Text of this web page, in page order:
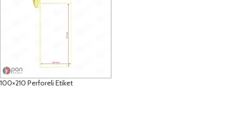
100×210 Perforeli Etiket